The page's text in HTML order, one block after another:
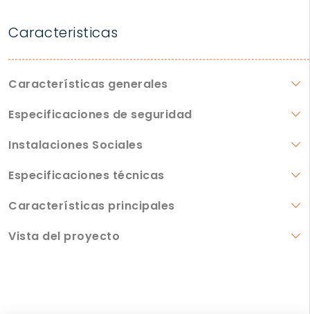
Caracteristicas
Características generales
Especificaciones de seguridad
Instalaciones Sociales
Especificaciones técnicas
Características principales
Vista del proyecto